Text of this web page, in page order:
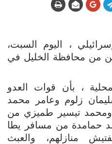
، اليوم السبت،
من محافظة الخليل في
، بأن قوات العدو
زلوم وعامر محمد
ومحمد تيسير طميزي من
حمامدة من مسافر يطا
منازلهم، والعبث